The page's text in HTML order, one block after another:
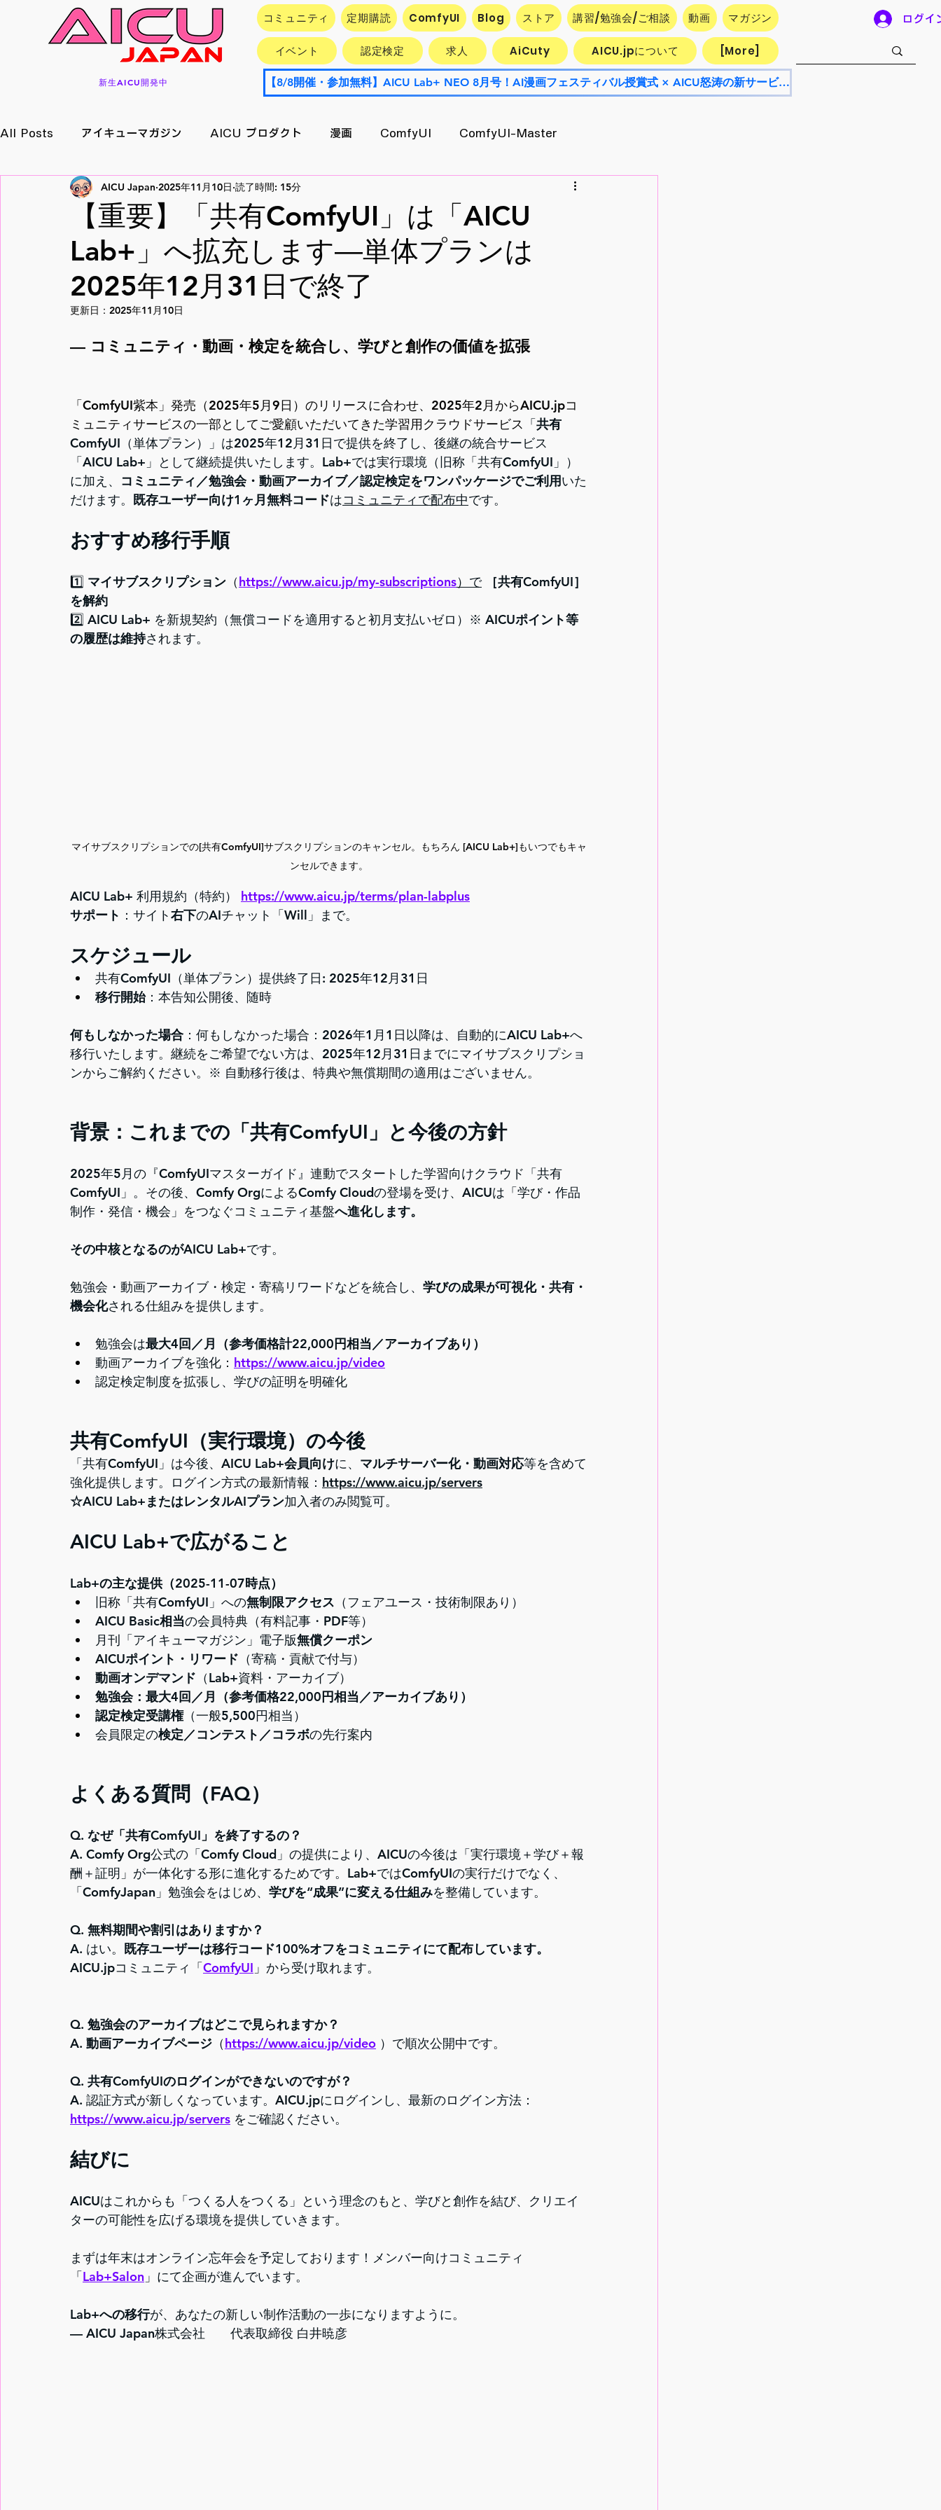
新生AICU開発中
コミュニティ 定期購読 ComfyUI Blog ストア 講習/勉強会/ご相談 動画 マガジン
イベント 認定検定 求人 AiCuty AICU.jpについて [More]
【8/8開催・参加無料】AICU Lab+ NEO 8月号！AI漫画フェスティバル授賞式 × AICU怒涛の新サービス発表会
ログイ
All Posts アイキューマガジン AICU プロダクト 漫画 ComfyUI ComfyUI-Master
イベント情報 アプリ/サービス Research エクスポート
月刊好アクセス StableDiffusion AI活用企業最前線 キャラ開発
【重要】「共有ComfyUI」は「AICU
Lab+」へ拡充します―単体プランは
2025年12月31日で終了
AICU Japan 2025年11月10日 読了時間: 15分
更新日： 2025年11月10日
— コミュニティ・動画・検定を統合し、学びと創作の価値を拡張
「ComfyUI紫本」発売（2025年5月9日）のリリースに合わせ、2025年2月からAICU.jpコ
ミュニティサービスの一部としてご愛顧いただいてきた学習用クラウドサービス 「共有
ComfyUI （単体プラン）」は2025年12月31日で提供を終了し、後継の統合サービス
「AICU Lab+ 」として継続提供いたします。Lab+では実行環境（旧称「共有ComfyUI」）
に加え、 コミュニティ／勉強会・動画アーカイブ／認定検定をワンパッケージでご利用いた
だけます。 既存ユーザー向け1ヶ月無料コードはコミュニティで配布中です。
おすすめ移行手順
1️⃣ マイサブスクリプション （https://www.aicu.jp/my-subscriptions）で
［共有ComfyUI］
を解約
2️⃣ AICU Lab+ を新規契約（無償コードを適用すると初月支払いゼロ）※ AICUポイント等
の履歴は維持されます。
マイサブスクリプションでの[共有ComfyUI]サブスクリプションのキャンセル。もちろん [AICU Lab+]もいつでもキャ
ンセルできます。
AICU Lab+ 利用規約（特約） https://www.aicu.jp/terms/plan-labplus
サポート ：サイト右下のAIチャット「Will」まで。
スケジュール
共有ComfyUI（単体プラン）提供終了日: 2025年12月31日
移行開始：本告知公開後、随時
何もしなかった場合 ：何もしなかった場合：2026年1月1日以降は、自動的にAICU Lab+へ
移行いたします。継続をご希望でない方は、2025年12月31日までにマイサブスクリプショ
ンからご解約ください。※ 自動移行後は、特典や無償期間の適用はございません。
背景：これまでの「共有ComfyUI」と今後の方針
2025年5月の『ComfyUIマスターガイド』連動でスタートした学習向けクラウド「共有
ComfyUI」。その後、Comfy OrgによるComfy Cloudの登場を受け、AICUは「学び・作品
制作・発信・機会」をつなぐコミュニティ基盤へ進化します。
その中核となるのがAICU Lab+です。
勉強会・動画アーカイブ・検定・寄稿リワードなどを統合し、 学びの成果が可視化・共有・
機会化される仕組みを提供します。
勉強会は最大4回／月（参考価格計22,000円相当／アーカイブあり）
動画アーカイブを強化： https://www.aicu.jp/video
認定検定制度を拡張し、学びの証明を明確化
共有ComfyUI（実行環境）の今後
「共有ComfyUI」は今後、 AICU Lab+会員向けに、 マルチサーバー化・動画対応等を含めて
強化提供します。ログイン方式の最新情報： https://www.aicu.jp/servers
☆AICU Lab+またはレンタルAIプラン加入者のみ閲覧可。
AICU Lab+で広がること
Lab+の主な提供（2025-11-07時点）
旧称「共有ComfyUI」への無制限アクセス （フェアユース・技術制限あり）
AICU Basic相当の会員特典（有料記事・PDF等）
月刊「アイキューマガジン」電子版無償クーポン
AICUポイント・リワード （寄稿・貢献で付与）
動画オンデマンド （Lab+資料・アーカイブ）
勉強会：最大4回／月（参考価格22,000円相当／アーカイブあり）
認定検定受講権（一般5,500円相当）
会員限定の検定／コンテスト／コラボの先行案内
よくある質問（FAQ）
Q. なぜ「共有ComfyUI」を終了するの？
A. Comfy Org公式の「Comfy Cloud」の提供により、AICUの今後は「実行環境＋学び＋報
酬＋証明」が一体化する形に進化するためです。Lab+ではComfyUIの実行だけでなく、
「ComfyJapan」勉強会をはじめ、 学びを“成果”に変える仕組みを整備しています。
Q. 無料期間や割引はありますか？
A. はい。 既存ユーザーは移行コード100%オフをコミュニティにて配布しています。
AICU.jpコミュニティ「ComfyUI 」から受け取れます。
Q. 勉強会のアーカイブはどこで見られますか？
A. 動画アーカイブページ （https://www.aicu.jp/video ）で順次公開中です。
Q. 共有ComfyUIのログインができないのですが？
A. 認証方式が新しくなっています。AICU.jpにログインし、最新のログイン方法：
https://www.aicu.jp/servers をご確認ください。
結びに
AICUはこれからも「つくる人をつくる」という理念のもと、学びと創作を結び、クリエイ
ターの可能性を広げる環境を提供していきます。
まずは年末はオンライン忘年会を予定しております！メンバー向けコミュニティ
「Lab+Salon 」にて企画が進んでいます。
Lab+への移行が、あなたの新しい制作活動の一歩になりますように。
— AICU Japan株式会社　　代表取締役 白井暁彦